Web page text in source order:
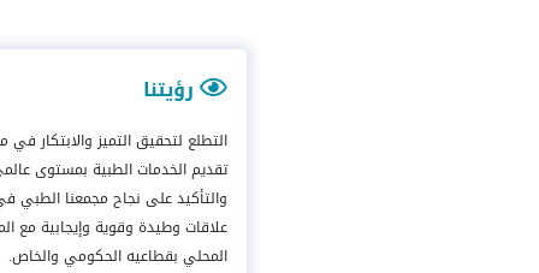
رؤيتنا
التطلع لتحقيق التميز والابتكار في
تقديم الخدمات الطبية بمستوى
والتأكيد على نجاح مجمعنا الطبي
علاقات وطيدة وقوية وإيجابية مع
المحلي بقطاعيه الحكومي والخاص.